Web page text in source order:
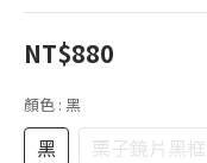
NT$880
顏色 : 黑
黑 栗子鏡片黑框